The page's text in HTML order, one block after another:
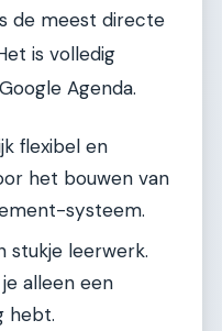
de meest directe
is volledig
Agenda.
flexibel en
het bouwen van
systeem.
stukje leerwerk.
alleen een
hebt.